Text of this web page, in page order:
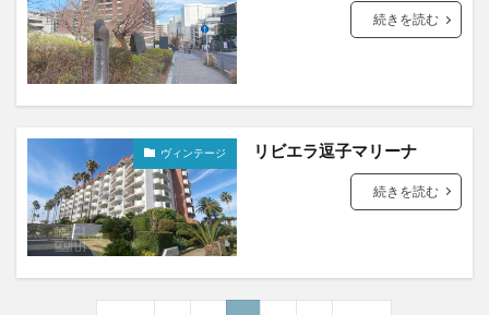
続きを読む
ヴィンテージ リビエラ逗子マリーナ
続きを読む